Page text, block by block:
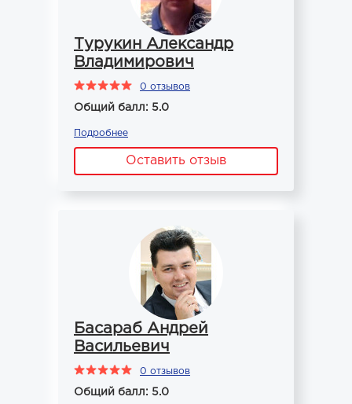
Турукин Александр
Владимирович
0 отзывов
Общий балл: 5.0
Подробнее
Оставить отзыв
Басараб Андрей
Васильевич
0 отзывов
Общий балл: 5.0